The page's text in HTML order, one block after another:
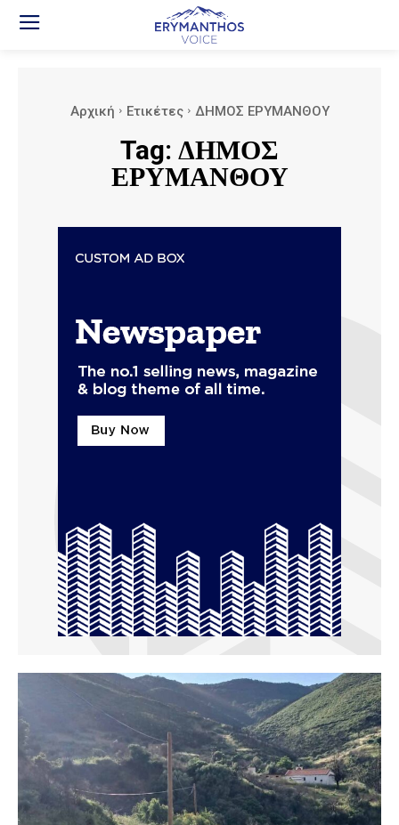
Αρχική Ετικέτες ΔΗΜΟΣ ΕΡΥΜΑΝΘΟΥ
Tag: ΔΗΜΟΣ
ΕΡΥΜΑΝΘΟΥ